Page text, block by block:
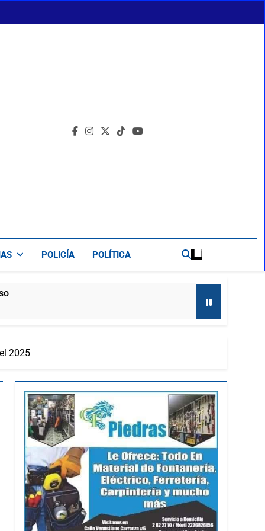
POLICÍA POLÍTICA
Impulsada Por Alfonso Sánchez
a la prensa
2025